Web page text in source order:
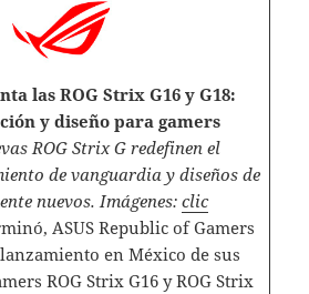
las ROG Strix G16 y G18:
y diseño para gamers
ROG Strix G redefinen el
de vanguardia y diseños de
nuevos. Imágenes: clic
ASUS Republic of Gamers
en México de sus
ROG Strix G16 y ROG Strix